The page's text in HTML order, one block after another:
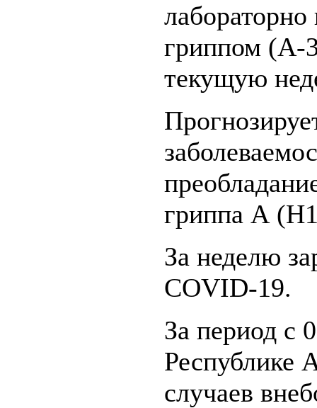
лабораторно
гриппом (А-
текущую
гриппа А
За неделю
COVID-19.
За период с
Республике
случаев